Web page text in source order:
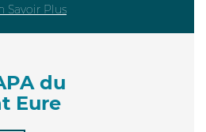
Savoir Plus
du
Eure